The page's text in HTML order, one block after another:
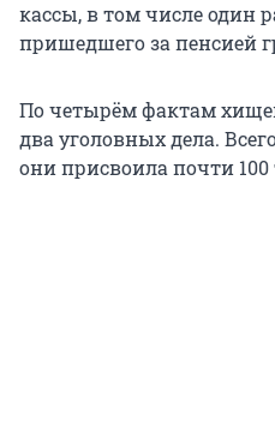
кассы, в том числе один
пришедшего за пенсией
По четырём фактам
два уголовных дела.
они присвоила почти